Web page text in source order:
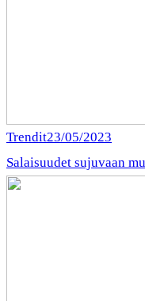
Trendit23/05/2023
Salaisuudet sujuvaan